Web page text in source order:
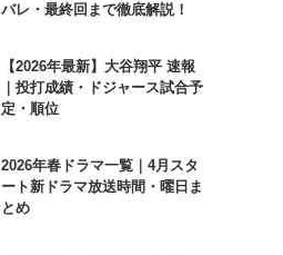
バレ・最終回まで徹底解説！
【2026年最新】大谷翔平 速報
｜投打成績・ドジャース試合予
定・順位
2026年春ドラマ一覧｜4月スタ
ート新ドラマ放送時間・曜日ま
とめ